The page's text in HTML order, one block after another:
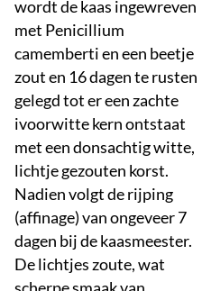
wordt de kaas ingewreven
met Penicillium
camemberti en een beetje
zout en 16 dagen te rusten
gelegd tot er een zachte
ivoorwitte kern ontstaat
met een donsachtig witte,
lichtje gezouten korst.
Nadien volgt de rijping
(affinage) van ongeveer 7
dagen bij de kaasmeester.
De lichtjes zoute, wat